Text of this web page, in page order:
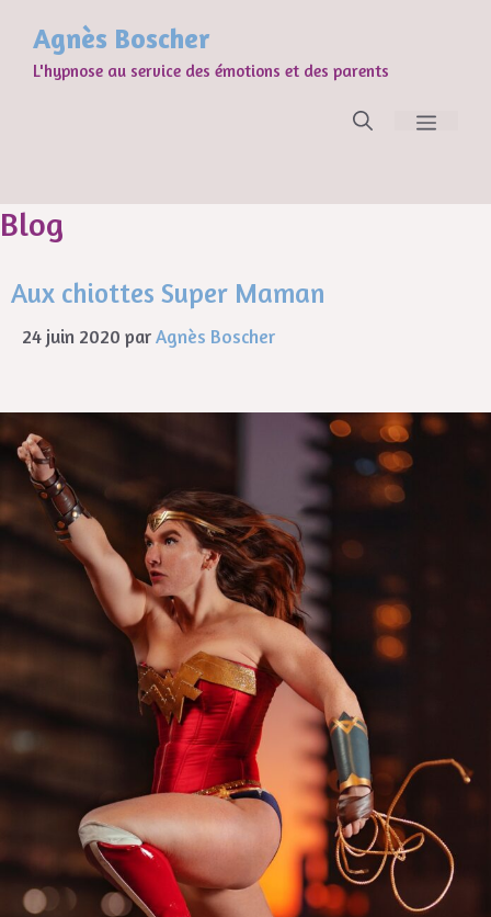
Agnès Boscher
L'hypnose au service des émotions et des parents
Blog
Aux chiottes Super Maman
24 juin 2020 parAgnès Boscher